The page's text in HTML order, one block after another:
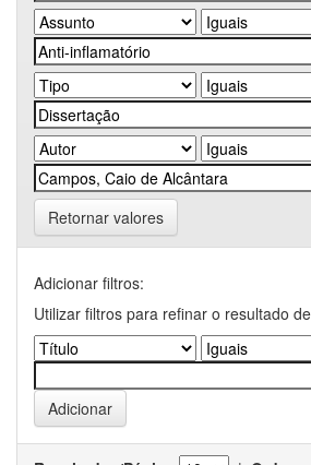
Retornar valores
Adicionar filtros:
Utilizar filtros para refinar o resultado